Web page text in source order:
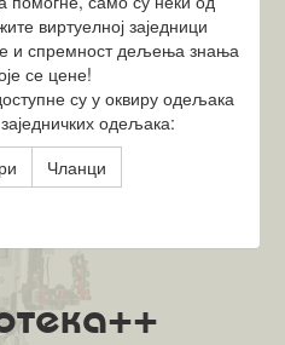
виртуелној заједници
и спремност дељења знања
се цене!
су у оквиру одељака
одељака:
Чланци